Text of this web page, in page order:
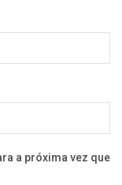
a próxima vez que